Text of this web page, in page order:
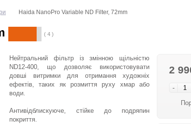
Haida NanoPro Variable ND Filter, 72mm
( 4 )
2
-
Нейтральний фільтр із змінною щільністю
ND12-400, що дозволяє використовувати
довші витримки для отримання художніх
ефектів, таких як розмиття руху хмар або
води.
Антивідблискуюче, стійке до подряпин
покриття.